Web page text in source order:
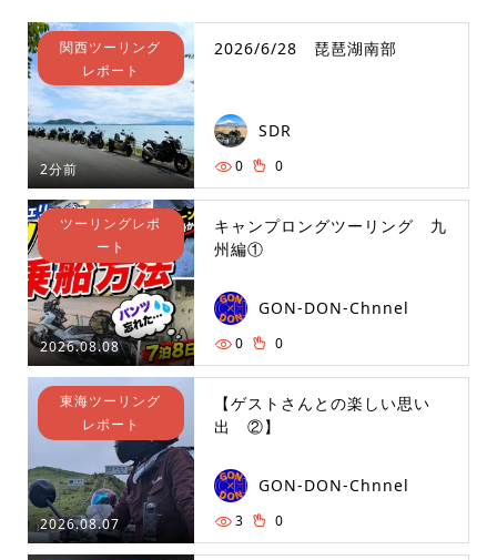
2分前
関西ツーリング
レポート
2026/6/28 琵琶湖南部
SDR
0 0
2026.08.08
ツーリングレポ
ート
キャンプロングツーリング 九
州編①
GON-DON-Chnnel
0 0
2026.08.07
東海ツーリング
レポート
【ゲストさんとの楽しい思い
出 ②】
GON-DON-Chnnel
3 0